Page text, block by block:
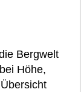
Bergwelt
Höhe,